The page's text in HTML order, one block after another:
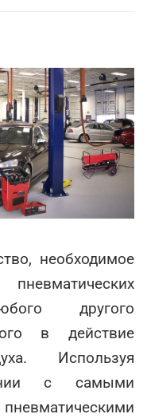
необходимое
другого
в действие
Используя
с самыми